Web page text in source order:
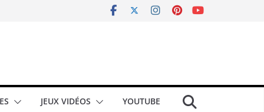
JEUX VIDÉOS YOUTUBE